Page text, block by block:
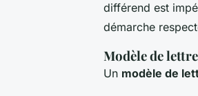
différend est
démarche
Modèle de
Un modèle de